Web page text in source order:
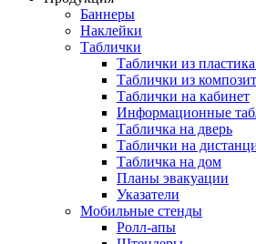
Баннеры
Наклейки
Таблички
Таблички из
Таблички из
Таблички на кабинет
Информационные
Табличка на дверь
Таблички на
Табличка на дом
Планы эвакуации
Указатели
Мобильные стенды
Ролл-апы